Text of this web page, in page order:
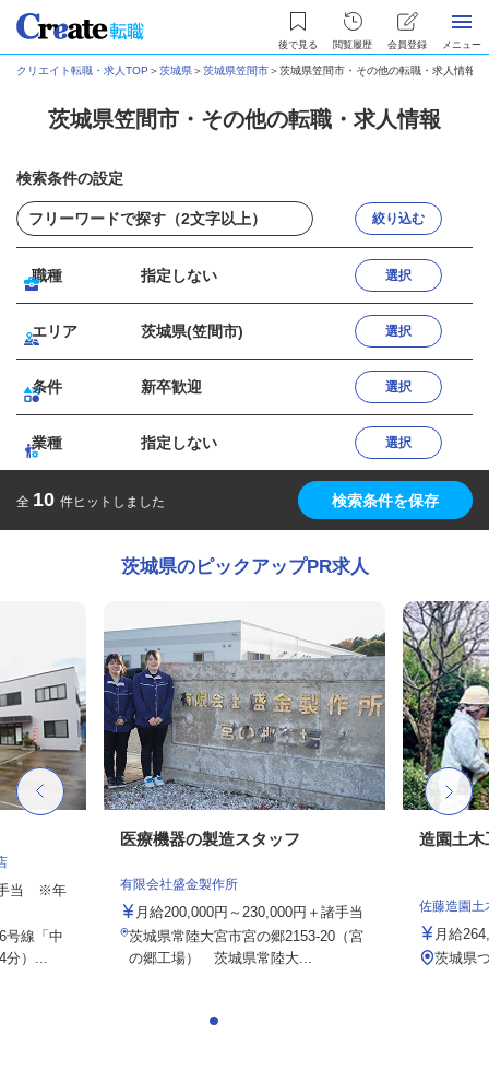
後で見る 閲覧履歴 会員登録 メニュー
クリエイト転職・求人TOP ＞茨城県＞茨城県笠間市＞茨城県笠間市・その他の転職・求人情報
茨城県笠間市・その他の転職・求人情報
検索条件の設定
絞り込む
職種 指定しない 選択
エリア 茨城県(笠間市) 選択
条件 新卒歓迎 選択
業種 指定しない 選択
全 10 件ヒットしました 検索条件を保存
茨城県のピックアップPR求人
手当 ※年
号線「中
）...
医療機器の製造スタッフ
有限会社盛金製作所
月給200,000円～230,000円＋諸手当
茨城県常陸大宮市宮の郷2153-20（宮
の郷工場） 茨城県常陸大...
造園土木
佐藤造園土
月給
茨城県